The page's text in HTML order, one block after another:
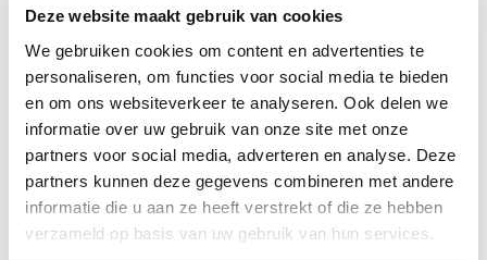
Deze website maakt gebruik van cookies
We gebruiken cookies om content en advertenties te
personaliseren, om functies voor social media te bieden
en om ons websiteverkeer te analyseren. Ook delen we
informatie over uw gebruik van onze site met onze
partners voor social media, adverteren en analyse. Deze
partners kunnen deze gegevens combineren met andere
informatie die u aan ze heeft verstrekt of die ze hebben
verzameld op basis van uw gebruik van hun services.
Restitutie
Cameratoezicht
Gevonden voorwerpen